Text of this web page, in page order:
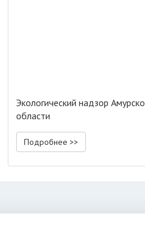
Экологический надзор
области
Подробнее >>